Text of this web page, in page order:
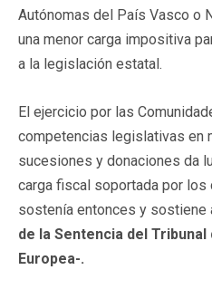
Autónomas del País Vasco o
una menor carga impositiva
a la legislación estatal.
El ejercicio por las
competencias legislativas en
sucesiones y donaciones da
carga fiscal soportada por los
sostenía entonces y sostiene
de la Sentencia del
Europea-.